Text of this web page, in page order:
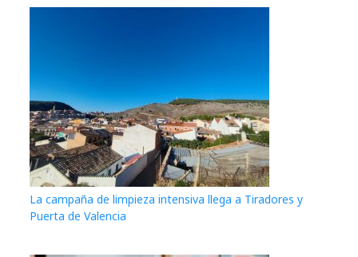
La campaña de limpieza intensiva llega a Tiradores y
Puerta de Valencia